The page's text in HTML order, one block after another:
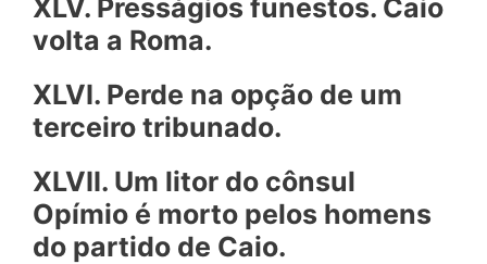
XLV. Presságios funestos. Caio
volta a Roma.
XLVI. Perde na opção de um
terceiro tribunado.
XLVII. Um litor do cônsul
Opímio é morto pelos homens
do partido de Caio.